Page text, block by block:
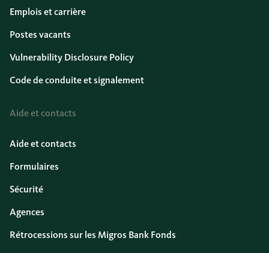
Emplois et carrière
Postes vacants
Vulnerability Disclosure Policy
Code de conduite et signalement
Aide et contacts
Aide et contacts
Formulaires
Sécurité
Agences
Rétrocessions sur les Migros Bank Fonds